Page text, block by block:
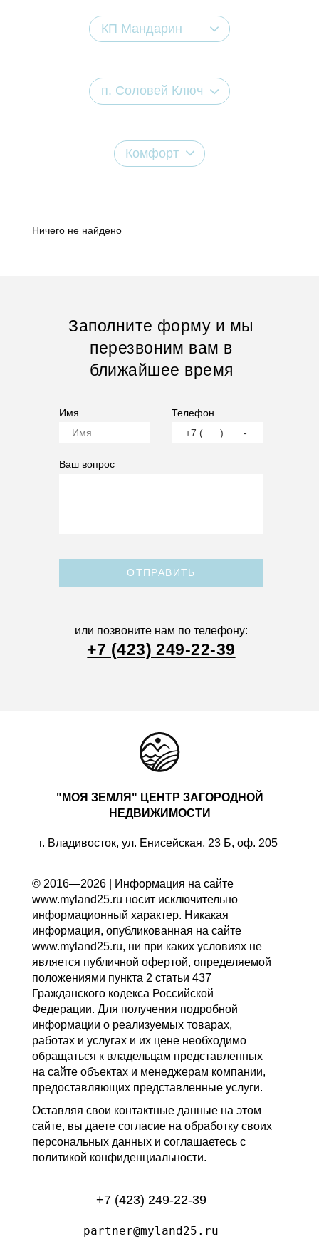
КП Мандарин
п. Соловей Ключ
Комфорт
Ничего не найдено
Заполните форму и мы
перезвоним вам в
ближайшее время
Имя Телефон
Ваш вопрос
ОТПРАВИТЬ
или позвоните нам по телефону:
+7 (423) 249-22-39
"МОЯ ЗЕМЛЯ" ЦЕНТР ЗАГОРОДНОЙ
НЕДВИЖИМОСТИ
г. Владивосток, ул. Енисейская, 23 Б, оф. 205
© 2016—2026 | Информация на сайте
www.myland25.ru носит исключительно
информационный характер. Никакая
информация, опубликованная на сайте
www.myland25.ru, ни при каких условиях не
является публичной офертой, определяемой
положениями пункта 2 статьи 437
Гражданского кодекса Российской
Федерации. Для получения подробной
информации о реализуемых товарах,
работах и услугах и их цене необходимо
обращаться к владельцам представленных
на сайте объектах и менеджерам компании,
предоставляющих представленные услуги.
Оставляя свои контактные данные на этом
сайте, вы даете согласие на обработку своих
персональных данных и соглашаетесь с
политикой конфиденциальности.
+7 (423) 249-22-39
partner@myland25.ru